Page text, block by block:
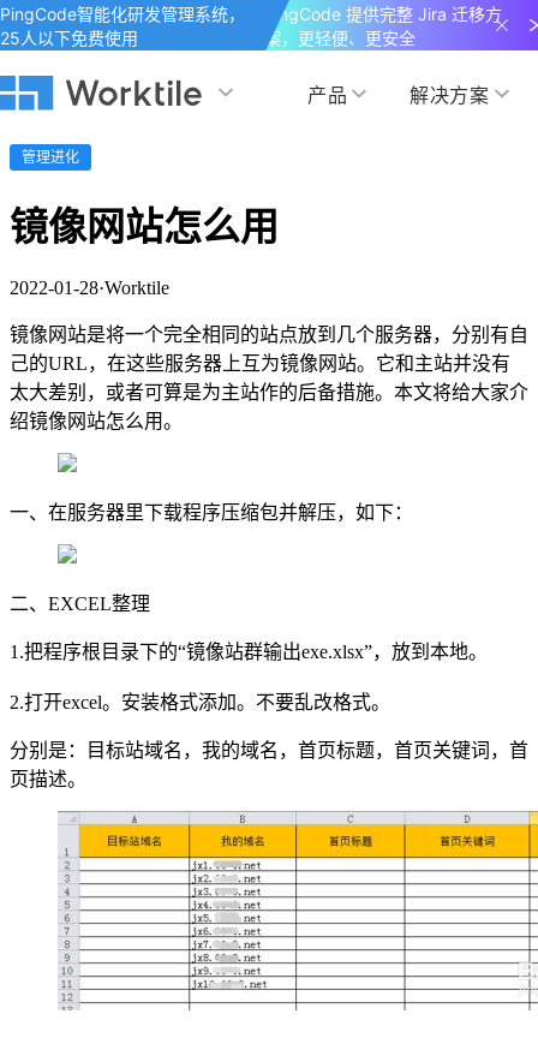
PingCode智能化研发管理系统，
25人以下免费使用
PingCode 提供完整 Jira 迁移方
案，更轻便、更安全
产品
产品应用
以项目化的方式管理企业任务
消息
专注于工作场景的即时通讯工具
日历
随时了解本人和团队
Worktile 旗下智能化研发管理工具 解决方案
按场景
目标管理
敏捷开发
市场营销
产品管理
Worktile 旗下智能化研发管理工具
获得支持
全面了解 Worktile 的使用方法和技巧
敏捷和 OKR 咨询
通过企业内训、管理咨询帮助企业落
开发者
加入开放平台，打造更好的开放平台
合作伙伴
Worktile 旗下智能化研发管理工具
管理进化
镜像网站怎么用
2022-01-28·Worktile
镜像网站是将一个完全相同的站点放到几个服务器，分别有自
己的URL，在这些服务器上互为镜像网站。它和主站并没有
太大差别，或者可算是为主站作的后备措施。本文将给大家介
绍镜像网站怎么用。
一、在服务器里下载程序压缩包并解压，如下：
二、EXCEL整理
1.把程序根目录下的“镜像站群输出exe.xlsx”，放到本地。
2.打开excel。安装格式添加。不要乱改格式。
分别是：目标站域名，我的域名，首页标题，首页关键词，首
页描述。